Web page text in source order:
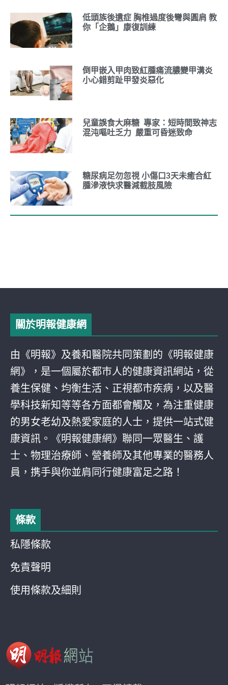
低頭族後遺症 胸椎過度後彎與圓肩 教
你「企鵝」康復訓練
倒甲嵌入甲肉致紅腫痛流膿變甲溝炎
小心錯剪趾甲發炎惡化
兒童誤食大麻糖 專家：短時間致神志
混沌嘔吐乏力 嚴重可昏迷致命
糖尿病足勿忽視 小傷口3天未癒合紅
腫滲液快求醫減截肢風險
關於明報健康網
由《明報》及養和醫院共同策劃的《明報健康
網》，是一個屬於都巿人的健康資訊網站，從
養生保健、均衡生活、正視都巿疾病，以及醫
學科技新知等等各方面都會觸及，為注重健康
的男女老幼及熱愛家庭的人士，提供一站式健
康資訊。《明報健康網》聯同一眾醫生、護
士、物理治療師、營養師及其他專業的醫務人
員，携手與你並肩同行健康富足之路！
條款
私隱條款
免責聲明
使用條款及細則